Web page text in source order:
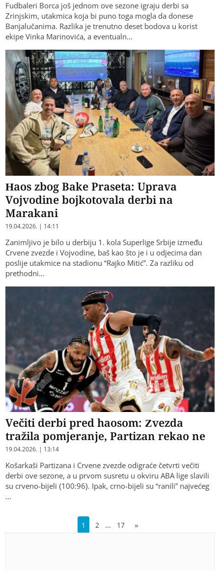
Fudbaleri Borca još jednom ove sezone igraju derbi sa
Zrinjskim, utakmica koja bi puno toga mogla da donese
Banjalučanima. Razlika je trenutno deset bodova u korist
ekipe Vinka Marinovića, a eventualn…
Haos zbog Bake Praseta: Uprava
Vojvodine bojkotovala derbi na
Marakani
19.04.2026. | 14:11
Zanimljivo je bilo u derbiju 1. kola Superlige Srbije između
Crvene zvezde i Vojvodine, baš kao što je i u od‌jecima dan
poslije utakmice na stadionu “Rajko Mitić”. Za razliku od
prethodni…
Večiti derbi pred haosom: Zvezda
tražila pomjeranje, Partizan rekao ne
19.04.2026. | 13:14
Košarkaši Partizana i Crvene zvezde odigraće četvrti večiti
derbi ove sezone, a u prvom susretu u okviru ABA lige slavili
su crveno-bijeli (100:96). Ipak, crno-bijeli su “ranili” najvećeg
…
1 2 … 17 »